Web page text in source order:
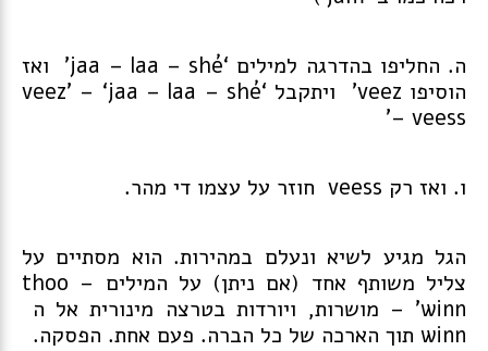
ה. החליפו בהדרגה למילים ‘jaa – laa – shé’ ואז
הוסיפו veez’ ויתקבל ‘veez’ – ‘jaa – laa – shé
– veess’
ו. ואז רק veess חוזר על עצמו די מהר.
הגל מגיע לשיא ונעלם במהירות. הוא מסתיים על
צליל משותף אחד (אם ניתן) על המילים thoo –
winn’ – מושרות, ויורדות בטרצה מינורית אל ה
winn תוך הארכה של כל הברה. פעם אחת. הפסקה.